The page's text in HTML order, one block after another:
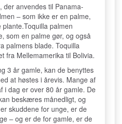
der anvendes til Panama-
– som ikke er en palme,
palmen
som en palme gør, og også
palmens blade. Toquilla
fra Mellemamerika til Bolivia.
3 år gamle, kan de benyttes
at høstes i årevis. Mange af
i dag er over 80 år gamle. De
beskæres månedligt, og
skuddene for unge, er de
– og er de for gamle, er de